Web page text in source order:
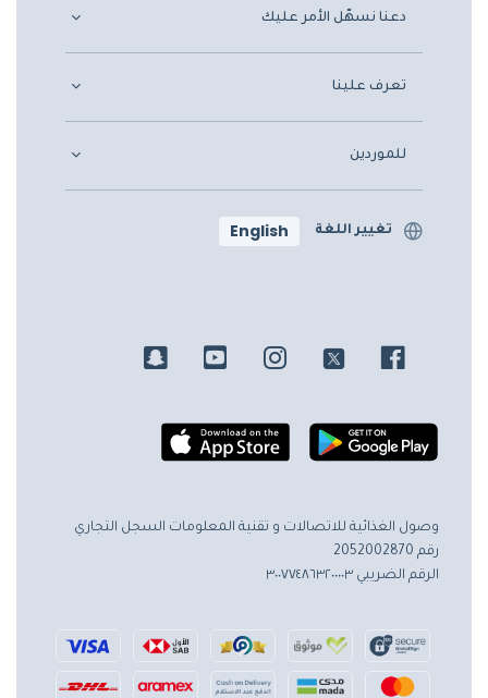
دعنا نسهّل الأمر عليك
تعرف علينا
للموردين
تغيير اللغة English
وصول الغذائية للاتصالات و تقنية المعلومات السجل التجاري
رقم 2052002870
الرقم الضريبي ٣٠٠٧٧٤٨٦٣٢٠٠٠٠٣